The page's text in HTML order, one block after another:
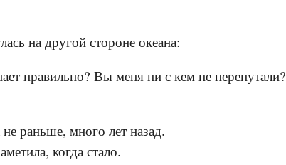
на другой стороне океана:
правильно? Вы меня ни с кем не перепутали?
раньше, много лет назад.
когда стало.